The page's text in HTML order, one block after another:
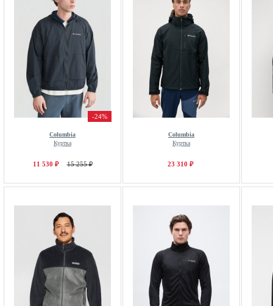
-24%
Columbia
Куртка
11 530 ₽ 15 255 ₽
Columbia
Куртка
23 310 ₽